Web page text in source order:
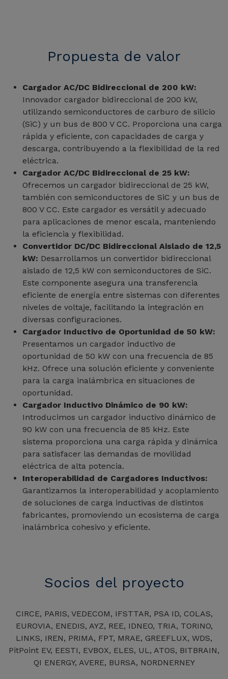
Propuesta de valor
Cargador AC/DC Bidireccional de 200 kW:
Innovador cargador bidireccional de 200 kW,
utilizando semiconductores de carburo de silicio
(SiC) y un bus de 800 V CC. Proporciona una carga
rápida y eficiente, con capacidades de carga y
descarga, contribuyendo a la flexibilidad de la red
eléctrica.
Cargador AC/DC Bidireccional de 25 kW:
Ofrecemos un cargador bidireccional de 25 kW,
también con semiconductores de SiC y un bus de
800 V CC. Este cargador es versátil y adecuado
para aplicaciones de menor escala, manteniendo
la eficiencia y flexibilidad.
Convertidor DC/DC Bidireccional Aislado de 12,5
kW: Desarrollamos un convertidor bidireccional
aislado de 12,5 kW con semiconductores de SiC.
Este componente asegura una transferencia
eficiente de energía entre sistemas con diferentes
niveles de voltaje, facilitando la integración en
diversas configuraciones.
Cargador Inductivo de Oportunidad de 50 kW:
Presentamos un cargador inductivo de
oportunidad de 50 kW con una frecuencia de 85
kHz. Ofrece una solución eficiente y conveniente
para la carga inalámbrica en situaciones de
oportunidad.
Cargador Inductivo Dinámico de 90 kW:
Introducimos un cargador inductivo dinámico de
90 kW con una frecuencia de 85 kHz. Este
sistema proporciona una carga rápida y dinámica
para satisfacer las demandas de movilidad
eléctrica de alta potencia.
Interoperabilidad de Cargadores Inductivos:
Garantizamos la interoperabilidad y acoplamiento
de soluciones de carga inductivas de distintos
fabricantes, promoviendo un ecosistema de carga
inalámbrica cohesivo y eficiente.
Socios del proyecto
CIRCE, PARIS, VEDECOM, IFSTTAR, PSA ID, COLAS,
EUROVIA, ENEDIS, AYZ, REE, IDNEO, TRIA, TORINO,
LINKS, IREN, PRIMA, FPT, MRAE, GREEFLUX, WDS,
PitPoint EV, EESTI, EVBOX, ELES, UL, ATOS, BITBRAIN,
QI ENERGY, AVERE, BURSA, NORDNERNEY